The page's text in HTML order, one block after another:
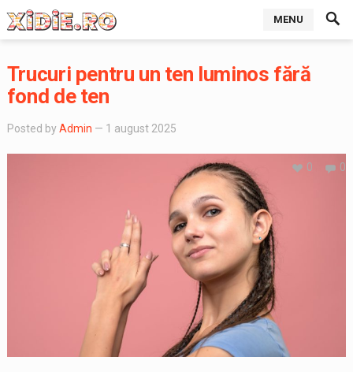
MENU
Trucuri pentru un ten luminos fără
fond de ten
Posted by Admin — 1 august 2025
0
0